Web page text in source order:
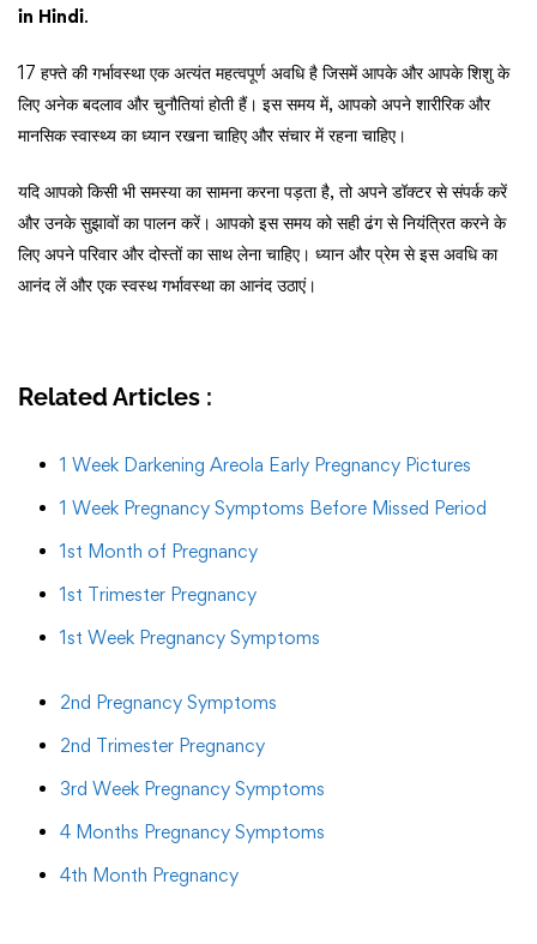
in Hindi.
17 हफ्ते की गर्भावस्था एक अत्यंत महत्वपूर्ण अवधि है जिसमें आपके और आपके शिशु के
लिए अनेक बदलाव और चुनौतियां होती हैं। इस समय में, आपको अपने शारीरिक और
मानसिक स्वास्थ्य का ध्यान रखना चाहिए और संचार में रहना चाहिए।
यदि आपको किसी भी समस्या का सामना करना पड़ता है, तो अपने डॉक्टर से संपर्क करें
और उनके सुझावों का पालन करें। आपको इस समय को सही ढंग से नियंत्रित करने के
लिए अपने परिवार और दोस्तों का साथ लेना चाहिए। ध्यान और प्रेम से इस अवधि का
आनंद लें और एक स्वस्थ गर्भावस्था का आनंद उठाएं।
Related Articles :
1 Week Darkening Areola Early Pregnancy Pictures
1 Week Pregnancy Symptoms Before Missed Period
1st Month of Pregnancy
1st Trimester Pregnancy
1st Week Pregnancy Symptoms
2nd Pregnancy Symptoms
2nd Trimester Pregnancy
3rd Week Pregnancy Symptoms
4 Months Pregnancy Symptoms
4th Month Pregnancy